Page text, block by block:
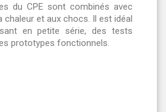
du CPE sont combinés avec
chaleur et aux chocs. Il est idéal
en petite série, des tests
prototypes fonctionnels.